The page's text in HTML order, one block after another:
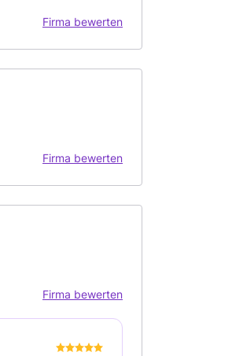
Firma bewerten
Firma bewerten
Firma bewerten